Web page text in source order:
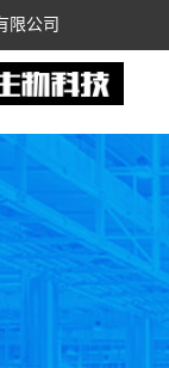
限公司